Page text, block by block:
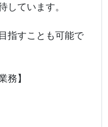
しています。
指すことも可能で
務】